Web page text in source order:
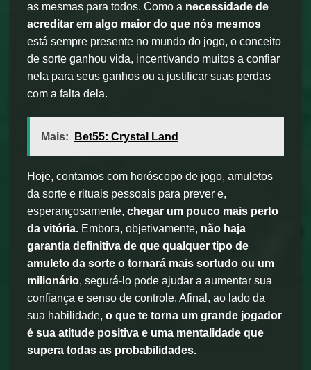
as mesmas para todos. Como a necessidade de
acreditar em algo maior do que nós mesmos
está sempre presente no mundo do jogo, o conceito
de sorte ganhou vida, incentivando muitos a confiar
nela para seus ganhos ou a justificar suas perdas
com a falta dela.
Mais: Bet55: Crystal Land
Hoje, contamos com horóscopo de jogo, amuletos
da sorte e rituais pessoais para prever e,
esperançosamente, chegar um pouco mais perto
da vitória. Embora, objetivamente, não haja
garantia definitiva de que qualquer tipo de
amuleto da sorte o tornará mais sortudo ou um
milionário, segurá-lo pode ajudar a aumentar sua
confiança e senso de controle. Afinal, ao lado da
sua habilidade, o que te torna um grande jogador
é sua atitude positiva e uma mentalidade que
supera todas as probabilidades.